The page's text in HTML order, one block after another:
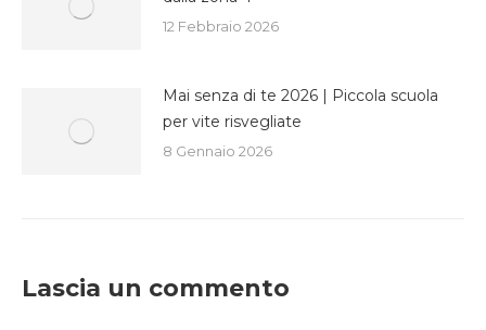
12 Febbraio 2026
Mai senza di te 2026 | Piccola scuola
per vite risvegliate
8 Gennaio 2026
Lascia un commento